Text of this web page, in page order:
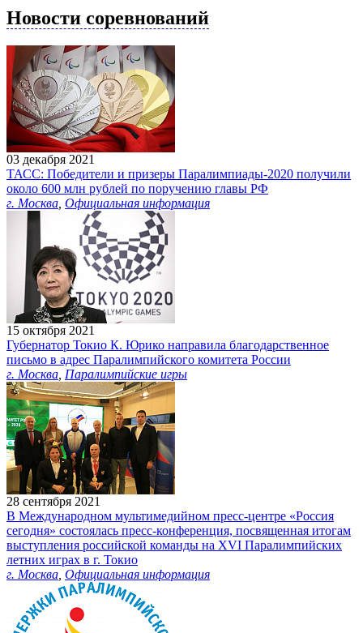
Новости соревнований
03 декабря 2021
ТАСС: Победители и призеры Паралимпиады-2020 получили
около 600 млн рублей по поручению главы РФ
г. Москва Официальная информация
15 октября 2021
Губернатор Токио К. Юрико направила благодарственное
письмо в адрес Паралимпийского комитета России
г. Москва Паралимпийские игры
28 сентября 2021
В Международном мультимедийном пресс-центре «Россия
сегодня» состоялась пресс-конференция, посвященная итогам
выступления российской команды на XVI Паралимпийских
летних играх в г. Токио
г. Москва Официальная информация